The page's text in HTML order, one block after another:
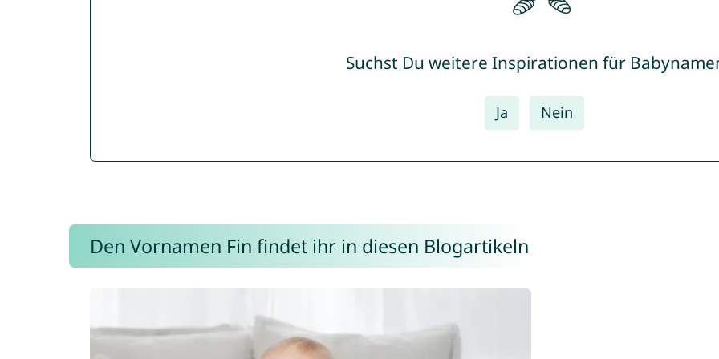
Suchst Du weitere Inspirationen für
Ja Nein
Den Vornamen Fin findet ihr in diesen Blogartikeln